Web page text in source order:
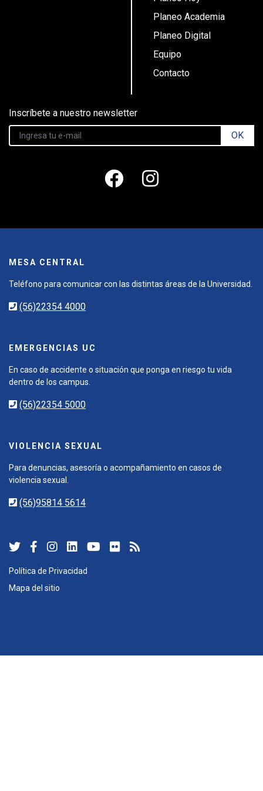
Planeo Academia
Planeo Digital
Equipo
Contacto
Inscríbete a nuestro newsletter
OK
MESA CENTRAL
Teléfono para comunicar con las distintas áreas de la Universidad.
(56)22354 4000
EMERGENCIAS UC
En caso de accidente o situación que ponga en riesgo tu vida
dentro de los campus.
(56)22354 5000
VIOLENCIA SEXUAL
Para denuncias, asesoría o acompañamiento en casos de
violencia sexual.
(56)95814 5614
Política de Privacidad
Mapa del sitio